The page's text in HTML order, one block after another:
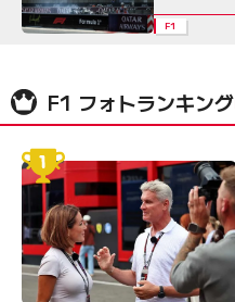
F1
F1 フォトランキング